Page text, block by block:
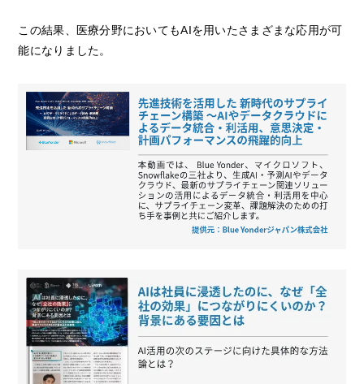
この結果、医療分野においてもAIを用いたさまざまな応用が可
能になりました。